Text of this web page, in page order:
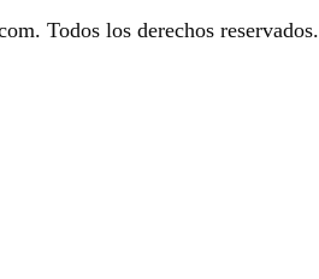
Todos los derechos reservados.